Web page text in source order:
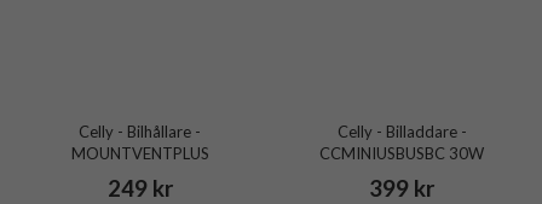
Celly - Bilhållare -
MOUNTVENTPLUS
249 kr
Celly - Billaddare -
CCMINIUSBUSBC 30W
399 kr